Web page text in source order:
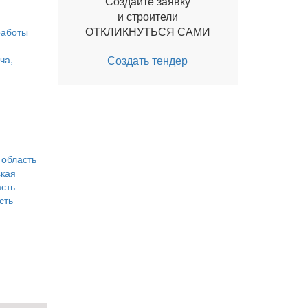
и строители
ОТКЛИКНУТЬСЯ САМИ
Создать тендер